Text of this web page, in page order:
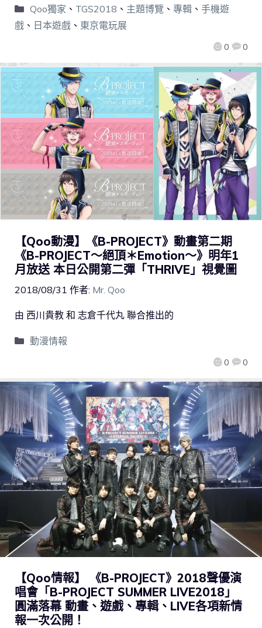
0 0
Qoo獨家 、 TGS2018 、 主題博覽 、 專輯、 手機遊
戲 、 日本遊戲 、 東京電玩展
【Qoo動漫】《B-PROJECT》動畫第二期
《B-PROJECT～絕頂＊Emotion～》明年1
月放送 本日公開第二彈「THRIVE」視覺圖
2018/08/31 作者: Mr. Qoo
0 0
由 西川貴教 和 志倉千代丸 聯合推出的
動漫情報
【Qoo情報】 《B-PROJECT》2018聲優演
唱會「B-PROJECT SUMMER LIVE2018」
圓滿落幕 動畫、遊戲、專輯、LIVE各項新情
報一次公開！